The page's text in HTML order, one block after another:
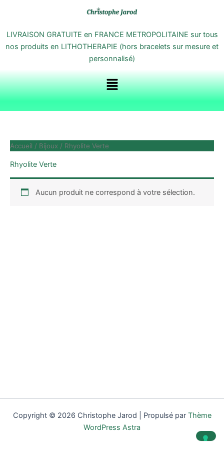
contenu
LIVRAISON GRATUITE en FRANCE METROPOLITAINE sur tous
nos produits en LITHOTHERAPIE (hors bracelets sur mesure et
personnalisé)
Menu
Accueil / Bijoux / Rhyolite Verte
Rhyolite Verte
Aucun produit ne correspond à votre sélection.
Copyright © 2026 Christophe Jarod | Propulsé par Thème
WordPress Astra